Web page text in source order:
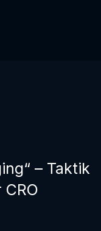
– Taktik